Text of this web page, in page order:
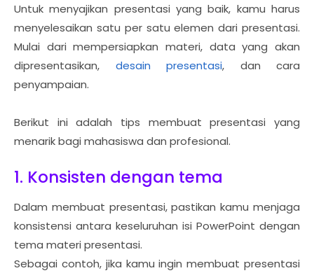
Untuk menyajikan presentasi yang baik, kamu harus
menyelesaikan satu per satu elemen dari presentasi.
Mulai dari mempersiapkan materi, data yang akan
dipresentasikan, desain presentasi, dan cara
penyampaian.
Berikut ini adalah tips membuat presentasi yang
menarik bagi mahasiswa dan profesional.
1. Konsisten dengan tema
Dalam membuat presentasi, pastikan kamu menjaga
konsistensi antara keseluruhan isi PowerPoint dengan
tema materi presentasi.
Sebagai contoh, jika kamu ingin membuat presentasi